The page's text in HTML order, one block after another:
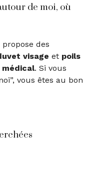
de moi, où
des
visage et poils
médical. Si vous
vous êtes au bon